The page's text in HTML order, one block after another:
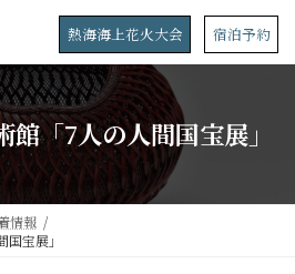
熱海海上花火大会 宿泊予約
「7人の人間国宝展」
情報
宝展」